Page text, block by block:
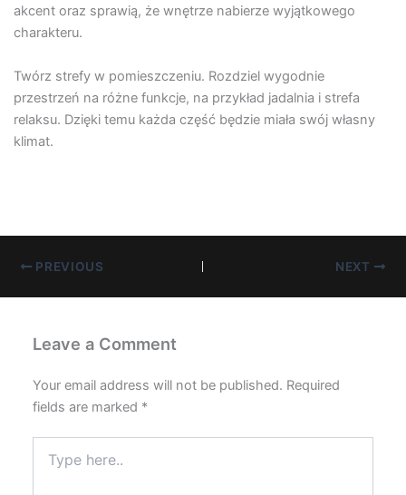
akcent oraz sprawią, że wnętrze nabierze wyjątkowego
charakteru.
Twórz strefy w pomieszczeniu. Rozdziel wygodnie
przestrzeń na różne funkcje, na przykład jadalnia i strefa
relaksu. Dzięki temu każda część będzie miała swój własny
klimat.
PREVIOUS NEXT
Leave a Comment
Your email address will not be published. Required
fields are marked *
here..